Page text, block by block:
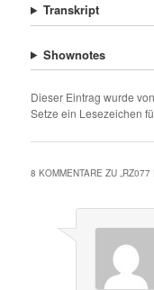
Transkript
Shownotes
Dieser Eintrag wurde
Setze ein Lesezeichen
8 KOMMENTARE ZU „ RZ077